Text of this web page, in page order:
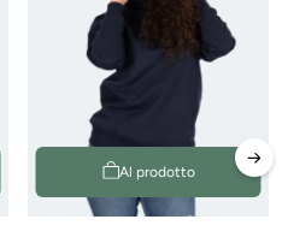
Al prodotto